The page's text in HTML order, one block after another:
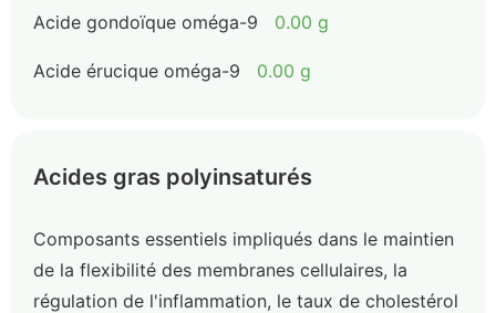
Acide gondoïque oméga-9 0.00 g
Acide érucique oméga-9 0.00 g
Acides gras polyinsaturés
Composants essentiels impliqués dans le maintien
de la flexibilité des membranes cellulaires, la
régulation de l'inflammation, le taux de cholestérol